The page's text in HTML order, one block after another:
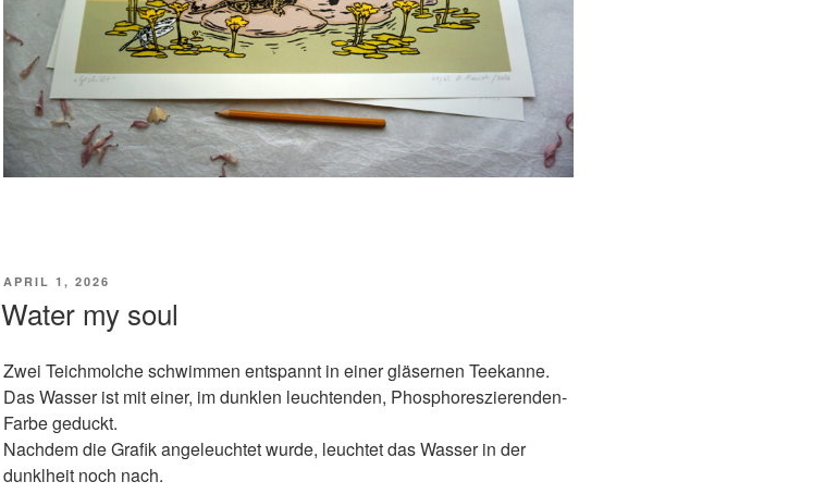
VERÖFFENTLICHT
APRIL 1, 2026
Water my soul
Zwei Teichmolche schwimmen entspannt in einer gläsernen Teekanne.
Das Wasser ist mit einer, im dunklen leuchtenden, Phosphoreszierenden-
Farbe geduckt.
Nachdem die Grafik angeleuchtet wurde, leuchtet das Wasser in der
dunklheit noch nach.